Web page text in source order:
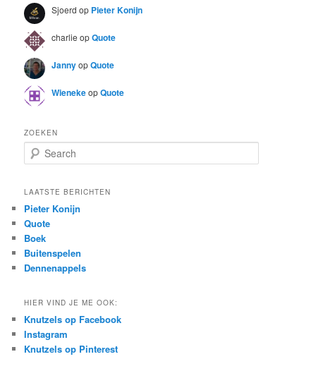
Sjoerd op Pieter Konijn
charlie opQuote
JannyopQuote
WienekeopQuote
ZOEKEN
e
r
h
LAATSTE BERICHTEN
Pieter Konijn
Quote
Boek
Buitenspelen
Dennenappels
HIER VIND JE ME OOK:
Knutzels op Facebook
Instagram
Knutzels op Pinterest